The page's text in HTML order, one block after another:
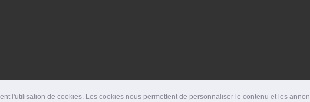
l'utilisation de cookies. Les cookies nous permettent de personnaliser le contenu et les